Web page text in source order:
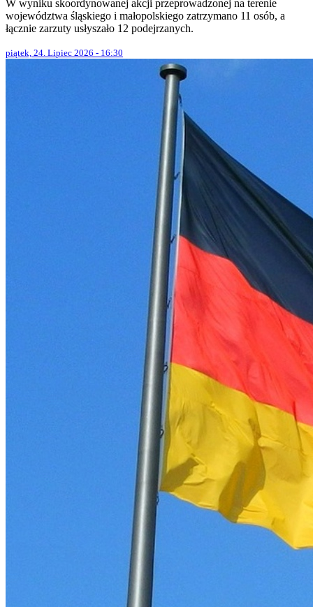
W wyniku skoordynowanej akcji przeprowadzonej na terenie
województwa śląskiego i małopolskiego zatrzymano 11 osób, a
łącznie zarzuty usłyszało 12 podejrzanych.
piątek, 24. Lipiec 2026 - 16:30